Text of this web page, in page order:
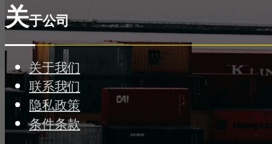
关于公司
关于我们
联系我们
隐私政策
条件条款